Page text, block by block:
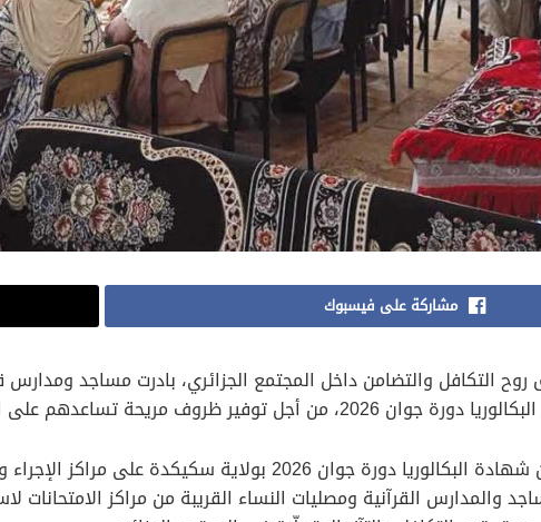
مشاركة على فيسبوك
والتضامن داخل المجتمع الجزائري، بادرت مساجد ومدارس
على اجتياز هذا الموعد التربوي الهام في أجواء هادئة ومطمئنة.
لم تقتصر أجواء امتحان شهادة البكالوريا دورة
والمدارس القرآنية ومصليات النساء القريبة من مراكز